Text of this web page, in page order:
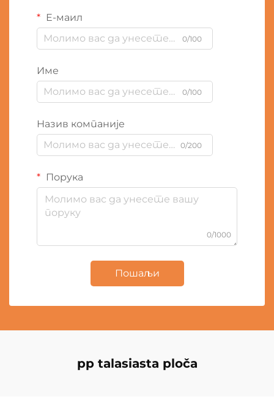
Е-маил
0/100
Име
0/100
Назив компаније
0/200
Порука
0/1000
Пошаљи
pp talasiasta ploča